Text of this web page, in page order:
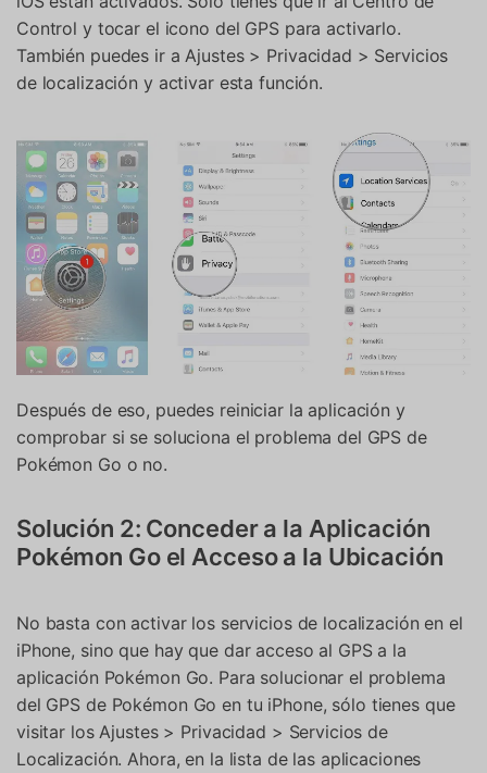
Control y tocar el icono del GPS para activarlo.
También puedes ir a Ajustes > Privacidad > Servicios
de localización y activar esta función.
Después de eso, puedes reiniciar la aplicación y
comprobar si se soluciona el problema del GPS de
Pokémon Go o no.
Solución 2: Conceder a la Aplicación
Pokémon Go el Acceso a la Ubicación
No basta con activar los servicios de localización en el
iPhone, sino que hay que dar acceso al GPS a la
aplicación Pokémon Go. Para solucionar el problema
del GPS de Pokémon Go en tu iPhone, sólo tienes que
visitar los Ajustes > Privacidad > Servicios de
Localización. Ahora, en la lista de las aplicaciones